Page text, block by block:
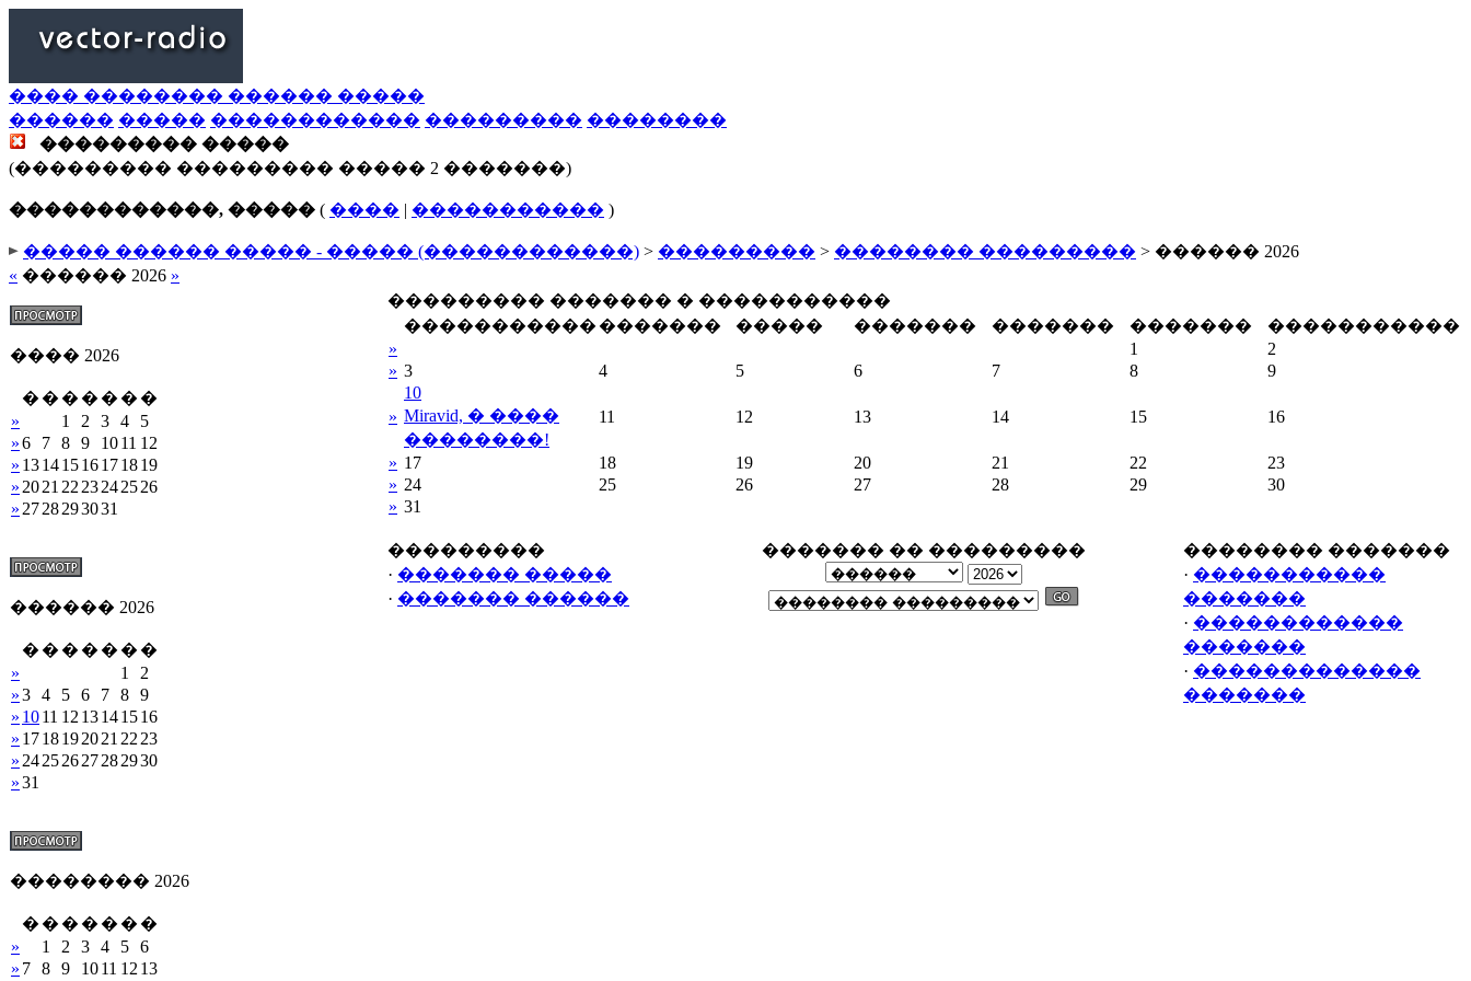
���� �������� ������ �����
������ ����� ������������ ��������� ��������
��������� �����
(��������� ��������� ����� 2 �������)
������������, ����� ( ���� | ����������� )
����� ������ ����� - ����� (������������) > ��������� > �������� ��������� > ������ 2026
« ������ 2026 »
���� 2026
� � � � � � �
»
1 2 3 4
5
»6 7 8 9 1011 12
» 13141516171819
» 2021 22 23242526
» 2728293031
������ 2026
� � � � � � �
»
1
2
»3 4 5 6 7 8 9
» 1011 12 13141516
» 1718192021 22 23
» 24252627282930
»31
�������� 2026
� � � � � � �
»
1 2 3 4 5 6
» 7 8 9 1011 12 13
��������� ������� � �����������
����������� ������� ����� ������� ������� �������
�����������
»
1
2
» 3 4 5 6 7 8 9
»
10
Miravid, � ����
��������!
11 12 13 14 15 16
» 17 18 19 20 21 22
23
» 24 25 26 27 28 29
30
» 31
���������
· ������� �����
· ������� ������
������� �� ���������
�������� �������
· �����������
�������
· ������������
�������
· �������������
�������